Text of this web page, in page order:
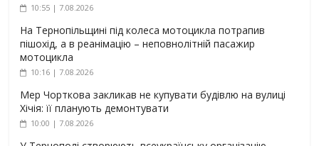
10:55 | 7.08.2026
На Тернопільщині під колеса мотоцикла потрапив
пішохід, а в реанімацію – неповнолітній пасажир
мотоцикла
10:16 | 7.08.2026
Мер Чорткова закликав не купувати будівлю на вулиці
Хічія: її планують демонтувати
10:00 | 7.08.2026